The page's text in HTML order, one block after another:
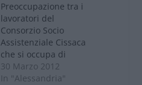
Preoccupazione tra i
lavoratori del
Consorzio Socio
Assistenziale Cissaca
che si occupa di
fornire servizi ad
anziani, giovani,
30 Marzo 2012
In "Alessandria"